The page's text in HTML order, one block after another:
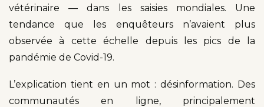
vétérinaire — dans les saisies mondiales. Une
tendance que les enquêteurs n’avaient plus
observée à cette échelle depuis les pics de la
pandémie de Covid-19.
L’explication tient en un mot : désinformation. Des
communautés en ligne, principalement